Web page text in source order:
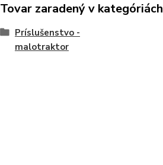
Tovar zaradený v kategóriách
Príslušenstvo -
malotraktor